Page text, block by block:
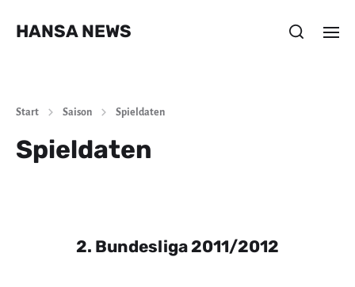
HANSA NEWS
Start Saison Spieldaten
Spieldaten
2. Bundesliga 2011/2012